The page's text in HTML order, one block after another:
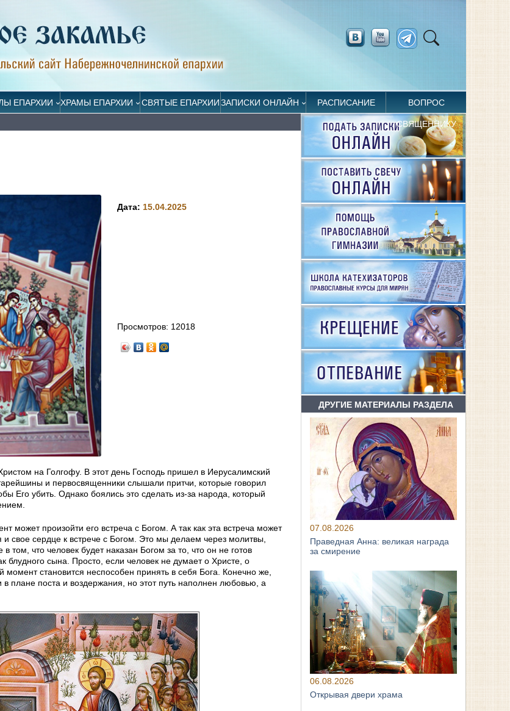
ЕПАРХИИ ХРАМЫ ЕПАРХИИ СВЯТЫЕ ЕПАРХИИЗАПИСКИ ОНЛАЙН РАСПИСАНИЕ ВОПРОС
СВЯЩЕННИКУ
Дата: 15.04.2025
Просмотров: 12018
на Голгофу. В этот день Господь пришел в Иерусалимский
и первосвященники слышали притчи, которые говорил
Его убить. Однако боялись это сделать из-за народа, который
произойти его встреча с Богом. А так как эта встреча может
и свое сердце к встрече с Богом. Это мы делаем через молитвы,
что человек будет наказан Богом за то, что он не готов
блудного сына. Просто, если человек не думает о Христе, о
становится неспособен принять в себя Бога. Конечно же,
в плане поста и воздержания, но этот путь наполнен любовью, а
ДРУГИЕ МАТЕРИАЛЫ РАЗДЕЛА
07.08.2026
Праведная Анна: великая награда
за смирение
06.08.2026
Открывая двери храма